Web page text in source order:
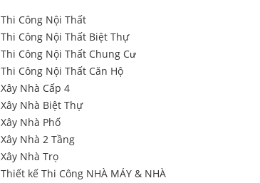
Thi Công Nội Thất
Thi Công Nội Thất Biệt Thự
Thi Công Nội Thất Chung Cư
Thi Công Nội Thất Căn Hộ
Xây Nhà Cấp 4
Xây Nhà Biệt Thự
Xây Nhà Phố
Xây Nhà 2 Tầng
Xây Nhà Trọ
Thiết kế Thi Công NHÀ MÁY & NHÀ